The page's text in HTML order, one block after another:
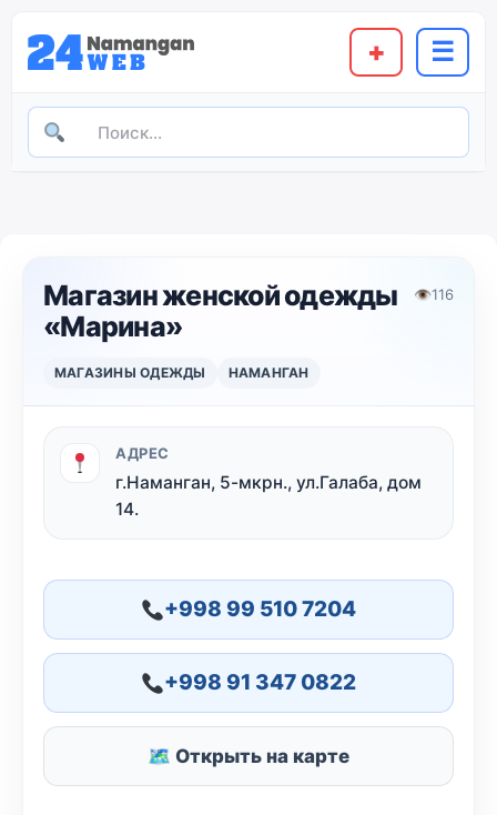
+ ☰
Магазин женской одежды
«Марина»
👁116
МАГАЗИНЫ ОДЕЖДЫ НАМАНГАН
АДРЕС
г.Наманган, 5-мкрн., ул.Галаба, дом
14.
+998 99 510 7204
+998 91 347 0822
🗺 Открыть на карте